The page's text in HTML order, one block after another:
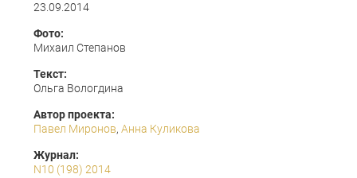
23.09.2014
Фото:
Михаил Степанов
Текст:
Ольга Вологдина
Автор проекта:
Павел Миронов, Анна Куликова
Журнал:
N10 (198) 2014